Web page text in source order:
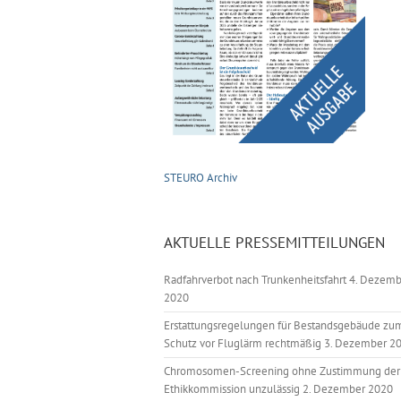
STEURO Archiv
AKTUELLE PRESSEMITTEILUNGEN
Radfahrverbot nach Trunkenheitsfahrt4.
2020
Erstattungsregelungen für Bestandsgebäude
Schutz vor Fluglärm rechtmäßig 3. Dezember
Chromosomen-Screening ohne Zustimmung der
Ethikkommission unzulässig 2. Dezember 2020